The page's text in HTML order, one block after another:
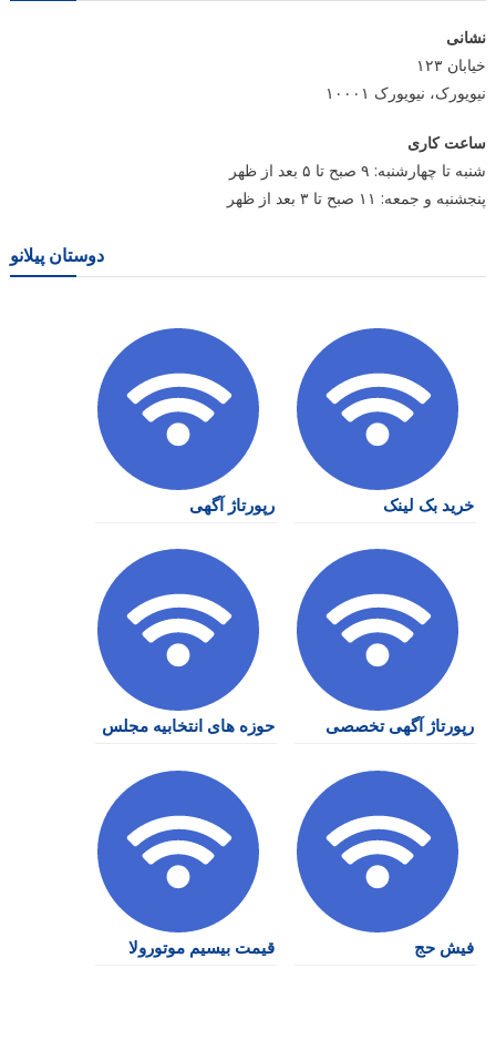
نشانی
خیابان ۱۲۳
نیویورک، نیویورک ۱۰۰۰۱
ساعت کاری
شنبه تا چهارشنبه: ۹ صبح تا ۵ بعد از ظهر
پنجشنبه و جمعه: ۱۱ صبح تا ۳ بعد از ظهر
دوستان پیلانو
خرید بک لینک رپورتاژ آگهی
رپورتاژ آگهی تخصصی حوزه های انتخابیه مجلس
فیش حج قیمت بیسیم موتورولا